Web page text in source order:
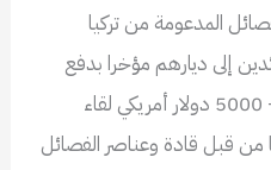
المدعومة من تركيا
إلى ديارهم مؤخرا بدفع
اتاوة مالية تتراوح مابين 2000 – 5000 دولار أمريكي لقاء
من قبل قادة وعناصر الفصائل